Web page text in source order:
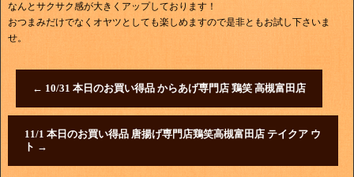
なんとサクサク感が大きくアップしております！
おつまみだけでなくオヤツとしても楽しめますので是非ともお試し下さいま
せ。
← 10/31 本日のお買い得品 からあげ専門店 鶏笑 高槻富田店
11/1 本日のお買い得品 唐揚げ専門店鶏笑高槻富田店 テイクア ウ
ト →